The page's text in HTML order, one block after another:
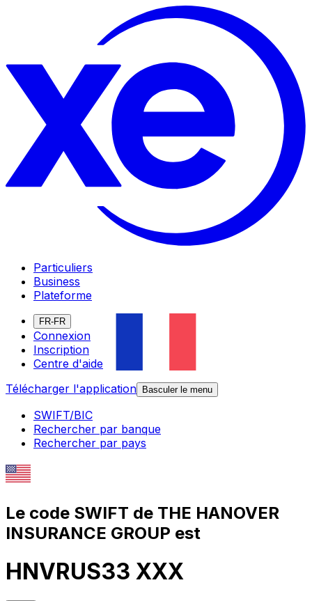
Particuliers
Business
Plateforme
FR-FR
Connexion
Inscription
Centre d'aide
Télécharger l'application
Basculer le menu
SWIFT/BIC
Rechercher par banque
Rechercher par pays
Le code SWIFT de THE HANOVER
INSURANCE GROUP est
HNVRUS33 XXX